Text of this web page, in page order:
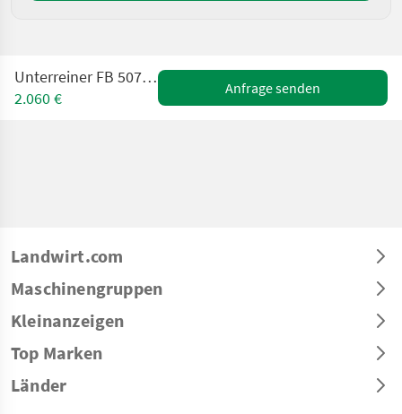
Unterreiner FB 507 TF T Holzspalter
2.060 €
Anfrage senden
Landwirt.com
Maschinengruppen
Kleinanzeigen
Top Marken
Länder